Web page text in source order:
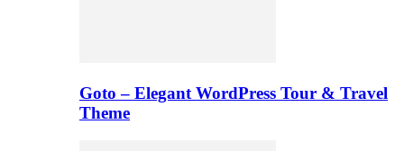
Goto – Elegant WordPress Tour & Travel
Theme